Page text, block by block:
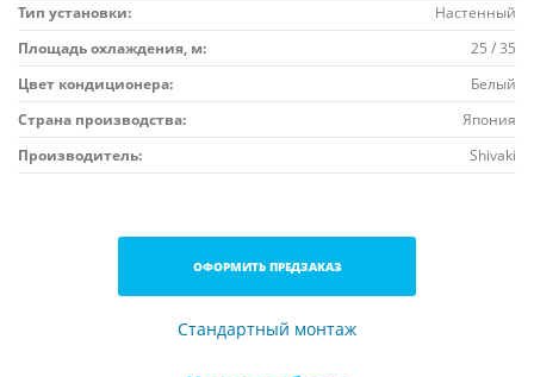
Тип установки:
Настенный
Площадь охлаждения, м:
25 / 35
Цвет кондиционера:
Белый
Страна производства:
Япония
Производитель:
Shivaki
ОФОРМИТЬ ПРЕДЗАКАЗ
Стандартный монтаж